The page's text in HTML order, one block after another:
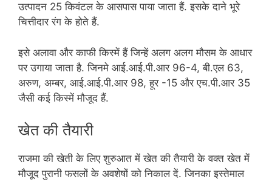
उत्पादन 25 किवंटल के आसपास पाया जाता हैं. इसके दाने भूरे
चित्तीदार रंग के होते हैं.
इसे अलावा और काफी किस्में हैं जिन्हें अलग अलग मौसम के आधार
पर उगाया जाता है. जिनमे आई.आई.पी.आर 96-4, बी.एल 63,
अरुण, अम्बर, आई.आई.पी.आर 98, हूर -15 और एच.पी.आर 35
जैसी कई किस्में मौजूद हैं.
खेत की तैयारी
राजमा की खेती के लिए शुरुआत में खेत की तैयारी के वक्त खेत में
मौजूद पुरानी फसलों के अवशेषों को निकाल दें. जिनका इस्तेमाल